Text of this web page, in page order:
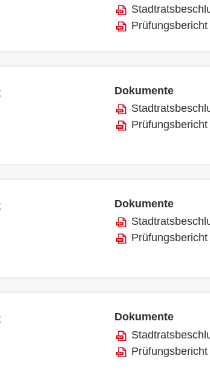
Prüfungsbericht
Dokumente
Prüfungsbericht
Dokumente
Prüfungsbericht
Dokumente
Prüfungsbericht